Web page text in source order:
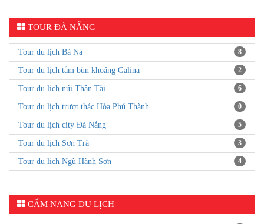
TOUR ĐÀ NẴNG
Tour du lịch Bà Nà 8
Tour du lịch tắm bùn khoáng Galina 2
Tour du lịch núi Thần Tài 6
Tour du lịch trượt thác Hòa Phú Thành 0
Tour du lịch city Đà Nẵng 5
Tour du lịch Sơn Trà 3
Tour du lịch Ngũ Hành Sơn 4
CẨM NANG DU LỊCH